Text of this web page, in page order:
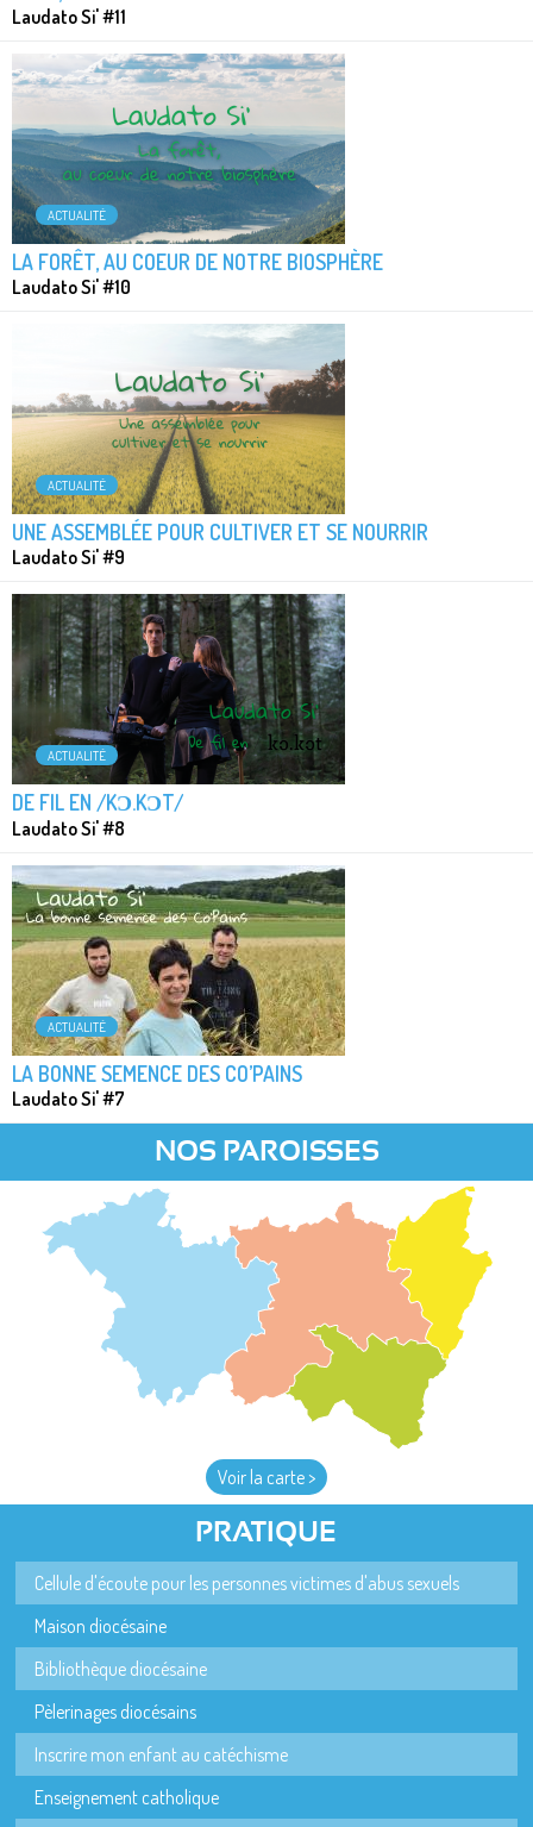
Laudato Si' #11
ACTUALITÉ
LA FORÊT, AU COEUR DE NOTRE BIOSPHÈRE
Laudato Si' #10
ACTUALITÉ
UNE ASSEMBLÉE POUR CULTIVER ET SE NOURRIR
Laudato Si' #9
ACTUALITÉ
DE FIL EN /KƆ.KƆT/
Laudato Si' #8
ACTUALITÉ
LA BONNE SEMENCE DES CO’PAINS
Laudato Si' #7
NOS PAROISSES
Voir la carte >
PRATIQUE
Cellule d'écoute pour les personnes victimes d'abus sexuels
Maison diocésaine
Bibliothèque diocésaine
Pèlerinages diocésains
Inscrire mon enfant au catéchisme
Enseignement catholique